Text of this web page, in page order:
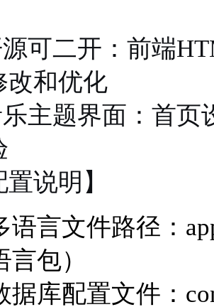
可二开：前端
改和优化
主题界面：首页
置说明】
语言文件路径：
言包）
据库配置文件：